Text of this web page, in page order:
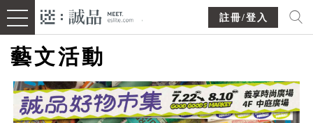
註冊/登入
藝文活動